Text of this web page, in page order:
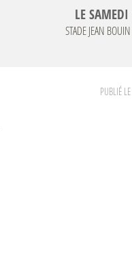
LESAMEDI
STADE JEAN BOUIN
PUBLIÉ LE